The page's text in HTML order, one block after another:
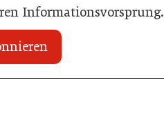
Informationsvorsprung.